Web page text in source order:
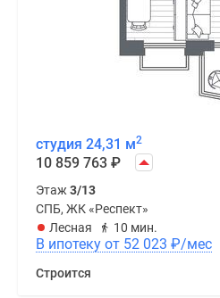
студия 24,31 м2
10 859 763 ₽
Этаж 3/13
СПБ, ЖК «Респект»
Лесная
10 мин.
В ипотеку от 52 023 ₽/мес
Строится